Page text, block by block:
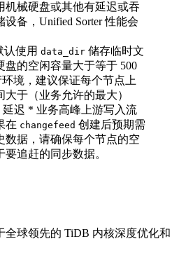
机械硬盘或其他有延迟或吞
设备，Unified Sorter 性能会
认使用 data_dir 储存临时文
盘的空闲容量大于等于 500
境，建议保证每个节点上
大于（业务允许的最大）
延迟 * 业务高峰上游写入流
在 changefeed 创建后预期需
数据，请确保每个节点的空
追赶的同步数据。
全球领先的 TiDB 内核深度优化和